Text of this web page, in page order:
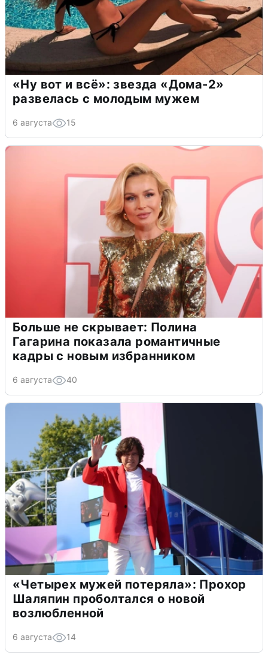
«Ну вот и всё»: звезда «Дома-2»
развелась с молодым мужем
6 августа 15
Больше не скрывает: Полина
Гагарина показала романтичные
кадры с новым избранником
6 августа 40
«Четырех мужей потеряла»: Прохор
Шаляпин проболтался о новой
возлюбленной
6 августа 14